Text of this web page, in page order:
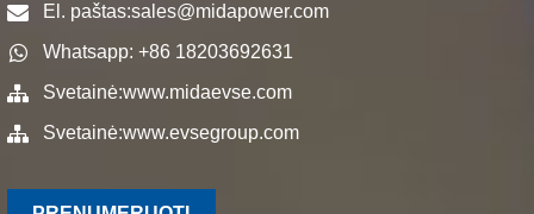
El. paštas:sales@midapower.com
Whatsapp: +86 18203692631
Svetainė:www.midaevse.com
Svetainė:www.evsegroup.com